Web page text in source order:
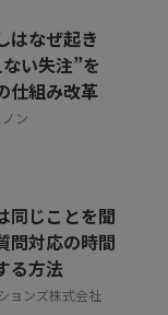
はなぜ起き
い失注”を
仕組み改革
ン
同じことを聞
問対応の時間
る方法
ョンズ株式会社